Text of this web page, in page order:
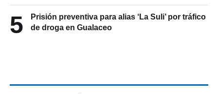
5
Prisión preventiva para alias ‘La Suli’ por tráfico
de droga en Gualaceo